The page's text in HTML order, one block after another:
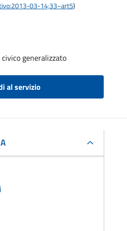
03-14;33~art5)
generalizzato
al servizio